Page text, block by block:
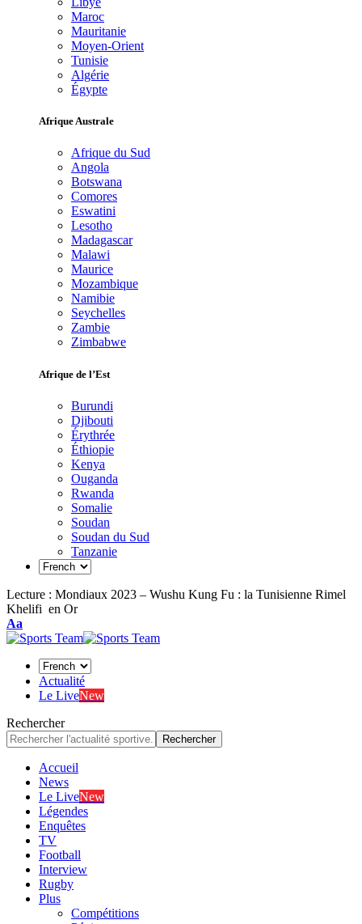
Maroc
Mauritanie
Moyen-Orient
Tunisie
Algérie
Égypte
Afrique Australe
Afrique du Sud
Angola
Botswana
Comores
Eswatini
Lesotho
Madagascar
Malawi
Maurice
Mozambique
Namibie
Seychelles
Zambie
Zimbabwe
Afrique de l’Est
Burundi
Djibouti
Érythrée
Éthiopie
Kenya
Ouganda
Rwanda
Somalie
Soudan
Soudan du Sud
Tanzanie
Lecture : Mondiaux 2023 – Wushu Kung Fu : la Tunisienne Rimel
Khelifi en Or
Font
Resizer
Aa
Actualité
Le LiveNew
Rechercher
Accueil
News
Le LiveNew
Légendes
Enquêtes
TV
Football
Interview
Rugby
Plus
Compétitions